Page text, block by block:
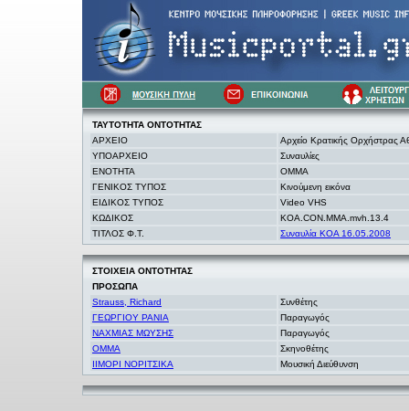
ΤΑΥΤΟΤΗΤΑ ΟΝΤΟΤΗΤΑΣ
ΑΡΧΕΙΟ
Αρχείο Κρατικής Ορχήστρας
ΥΠΟΑΡΧΕΙΟ
Συναυλίες
ΕΝΟΤΗΤΑ
OMMA
ΓΕΝΙΚΟΣ ΤΥΠΟΣ
Κινούμενη εικόνα
ΕΙΔΙΚΟΣ ΤΥΠΟΣ
Video VHS
ΚΩΔΙΚΟΣ
KOA.CON.MMA.mvh.13.4
ΤΙΤΛΟΣ Φ.Τ.
Συναυλία ΚΟΑ 16.05.2008
ΣΤΟΙΧΕΙΑ ΟΝΤΟΤΗΤΑΣ
ΠΡΟΣΩΠΑ
Strauss, Richard
Συνθέτης
ΓΕΩΡΓΙΟΥ ΡΑΝΙΑ
Παραγωγός
ΝΑΧΜΙΑΣ ΜΩΥΣΗΣ
Παραγωγός
ΟΜΜΑ
Σκηνοθέτης
ΙΙΜΟΡΙ ΝΟΡΙΤΣΙΚΑ
Μουσική Διεύθυνση